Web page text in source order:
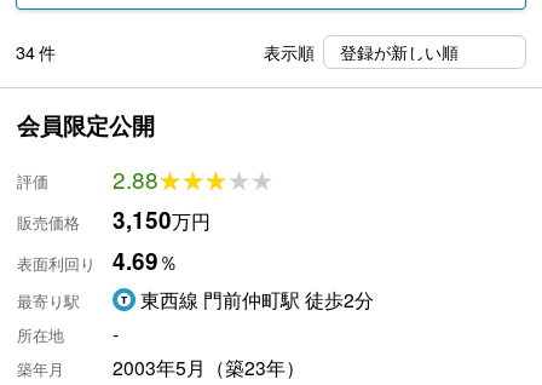
34件 表示順
会員限定公開
評価 2.88★★★★★
★★★★★
販売価格 3,150万円
表面利回り 4.69％
最寄り駅 東西線 門前仲町駅 徒歩2分
所在地 -
築年月 2003年5月（築23年）